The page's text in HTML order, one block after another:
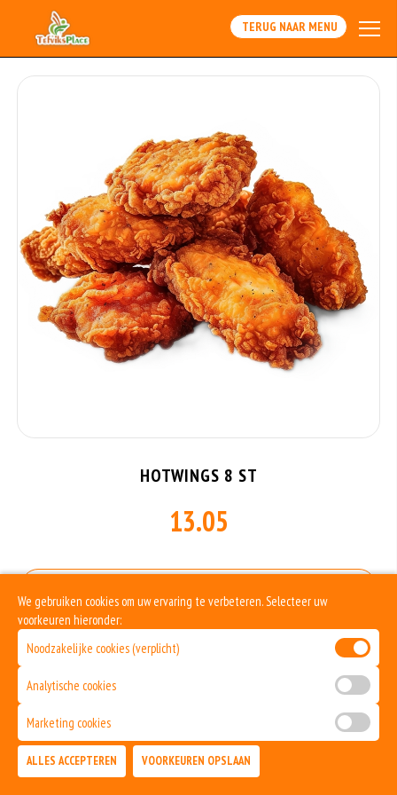
TERUG NAAR MENU
HOTWINGS 8 ST
13.05
Geen aangegeven allergenen.
We gebruiken cookies om uw ervaring te verbeteren. Selecteer uw
voorkeuren hieronder:
Noodzakelijke cookies (verplicht)
Analytische cookies
Marketing cookies
ALLES ACCEPTEREN VOORKEUREN OPSLAAN